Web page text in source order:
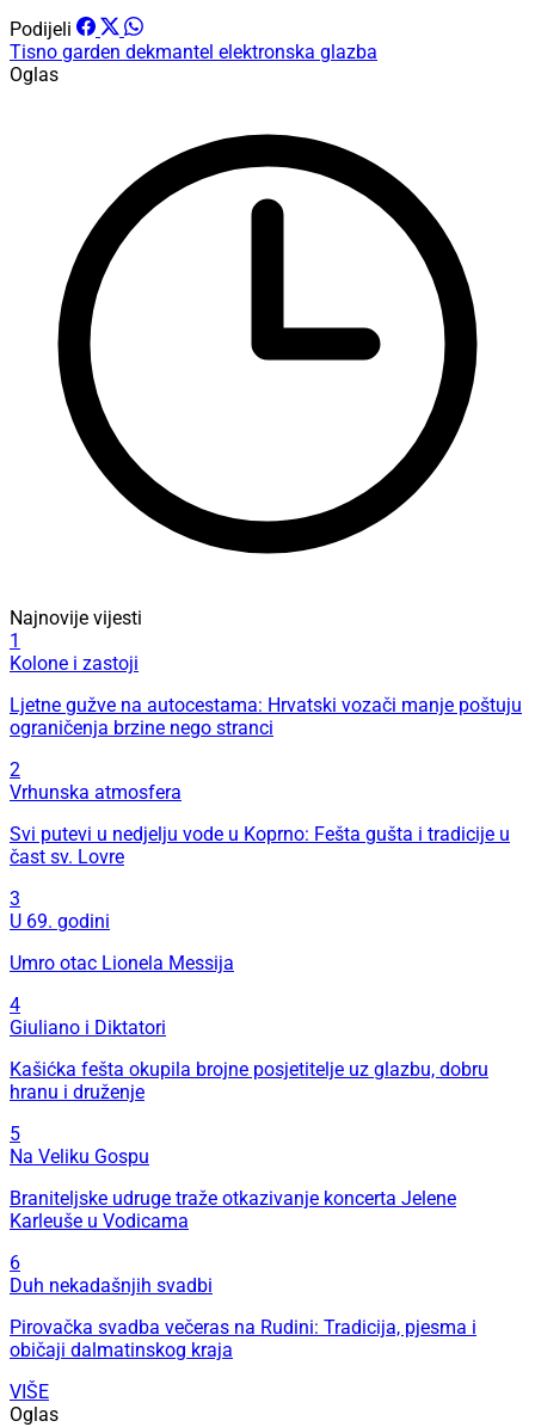
Podijeli
Tisno garden dekmantel elektronska glazba
Oglas
Najnovije vijesti
1
Kolone i zastoji
Ljetne gužve na autocestama: Hrvatski vozači manje poštuju
ograničenja brzine nego stranci
2
Vrhunska atmosfera
Svi putevi u nedjelju vode u Koprno: Fešta gušta i tradicije u
čast sv. Lovre
3
U 69. godini
Umro otac Lionela Messija
4
Giuliano i Diktatori
Kašićka fešta okupila brojne posjetitelje uz glazbu, dobru
hranu i druženje
5
Na Veliku Gospu
Braniteljske udruge traže otkazivanje koncerta Jelene
Karleuše u Vodicama
6
Duh nekadašnjih svadbi
Pirovačka svadba večeras na Rudini: Tradicija, pjesma i
običaji dalmatinskog kraja
VIŠE
Oglas